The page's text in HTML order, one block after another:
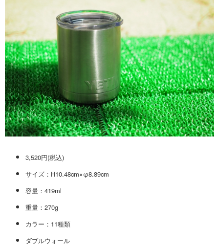
3,520円(税込)
サイズ：H10.48cm×φ8.89cm
容量：419ml
重量：270g
カラー：11種類
ダブルウォール